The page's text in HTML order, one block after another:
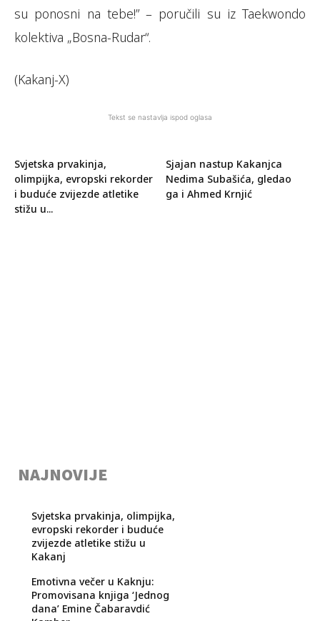
su ponosni na tebe!” – poručili su iz Taekwondo
kolektiva „Bosna-Rudar“.
(Kakanj-X)
Tekst se nastavlja ispod oglasa
Svjetska prvakinja,
olimpijka, evropski rekorder
i buduće zvijezde atletike
stižu u...
Sjajan nastup Kakanjca
Nedima Subašića, gledao
ga i Ahmed Krnjić
NAJNOVIJE
Svjetska prvakinja, olimpijka,
evropski rekorder i buduće
zvijezde atletike stižu u
Kakanj
Emotivna večer u Kaknju:
Promovisana knjiga ‘Jednog
dana’ Emine Čabaravdić